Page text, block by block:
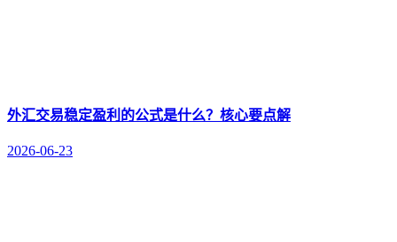
外汇交易稳定盈利的公式是什么？核心要点解
2026-06-23